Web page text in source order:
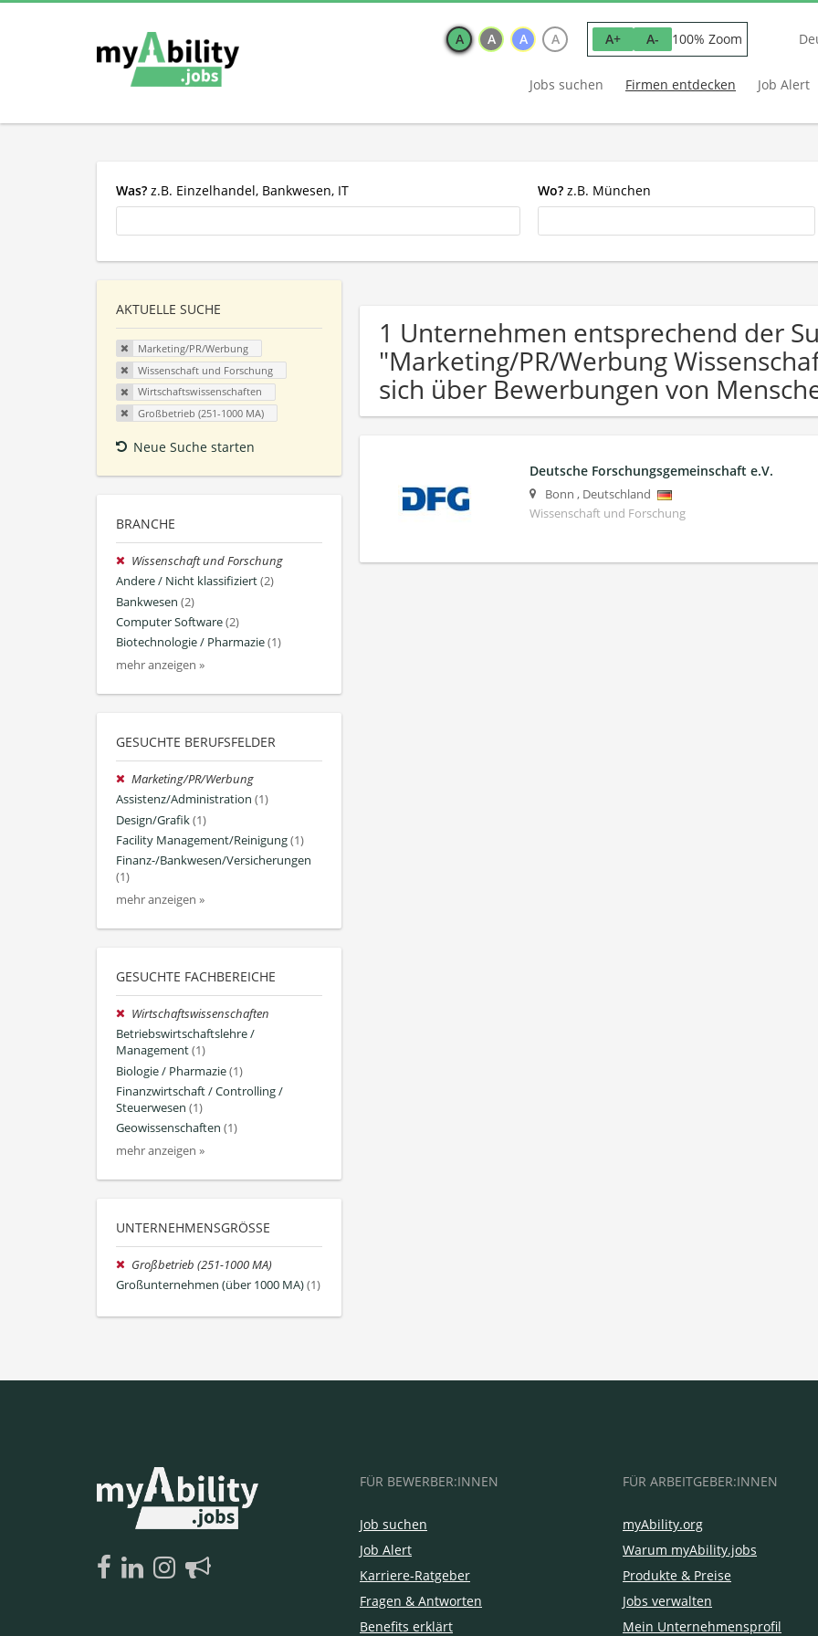
A A A A A+ A- 100% Zoom
Jobs suchen Firmen entdecken Job Alert
Was? z.B. Einzelhandel, Bankwesen, IT Wo? z.B. München
AKTUELLE SUCHE
Marketing/PR/Werbung
Wissenschaft und Forschung
Wirtschaftswissenschaften
Großbetrieb (251-1000 MA)
Neue Suche starten
BRANCHE
Wissenschaft und Forschung
Andere / Nicht klassifiziert(2)
Bankwesen (2)
Computer Software(2)
Biotechnologie / Pharmazie(1)
mehr anzeigen »
GESUCHTE BERUFSFELDER
Marketing/PR/Werbung
Assistenz/Administration (1)
Design/Grafik(1)
Facility Management/Reinigung(1)
Finanz-/Bankwesen/Versicherungen
(1)
mehr anzeigen »
GESUCHTE FACHBEREICHE
Wirtschaftswissenschaften
Betriebswirtschaftslehre /
Management(1)
Biologie / Pharmazie(1)
Finanzwirtschaft / Controlling /
Steuerwesen (1)
Geowissenschaften (1)
mehr anzeigen »
UNTERNEHMENSGRÖSSE
Großbetrieb (251-1000 MA)
Großunternehmen (über 1000 MA)(1)
1 Unternehmen entsprechend der
"Marketing/PR/Werbung
sich über Bewerbungen von
Deutsche Forschungsgemeinschaft e.V.
Bonn , Deutschland
Wissenschaft und Forschung
FÜR BEWERBER:INNEN
Job suchen
Job Alert
Karriere-Ratgeber
Fragen & Antworten
Benefits erklärt
FÜR ARBEITGEBER:INNEN
myAbility.org
Warum myAbility.jobs
Produkte & Preise
Jobs verwalten
Mein Unternehmensprofil